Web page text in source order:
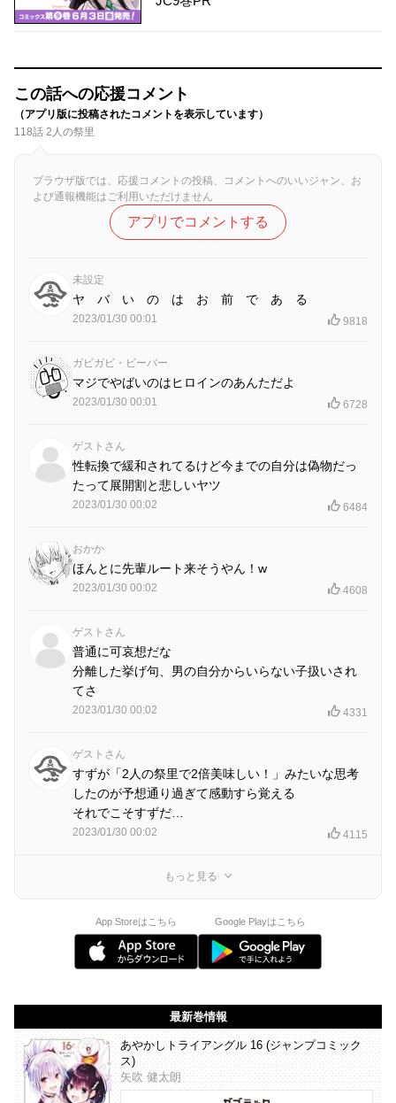
この話への応援コメント
（アプリ版に投稿されたコメントを表示しています）
118話 2人の祭里
ブラウザ版では、応援コメントの投稿、コメントへのいいジャン、お
よび通報機能はご利用いただけません
アプリでコメントする
未設定
ヤ バ い の は お 前 で あ る
2023/01/30 00:01 9818
ガビガビ・ビーバー
マジでやばいのはヒロインのあんただよ
2023/01/30 00:01 6728
ゲストさん
性転換で緩和されてるけど今までの自分は偽物だっ
たって展開割と悲しいヤツ
2023/01/30 00:02 6484
おかか
ほんとに先輩ルート来そうやん！w
2023/01/30 00:02 4608
ゲストさん
普通に可哀想だな
分離した挙げ句、男の自分からいらない子扱いされ
てさ
2023/01/30 00:02 4331
ゲストさん
すずが「2人の祭里で2倍美味しい！」みたいな思考
したのが予想通り過ぎて感動すら覚える
それでこそすずだ…
2023/01/30 00:02 4115
もっと見る
App Storeはこちら Google Playはこちら
最新巻情報
あやかしトライアングル 16 (ジャンプコミック
ス)
矢吹 健太朗